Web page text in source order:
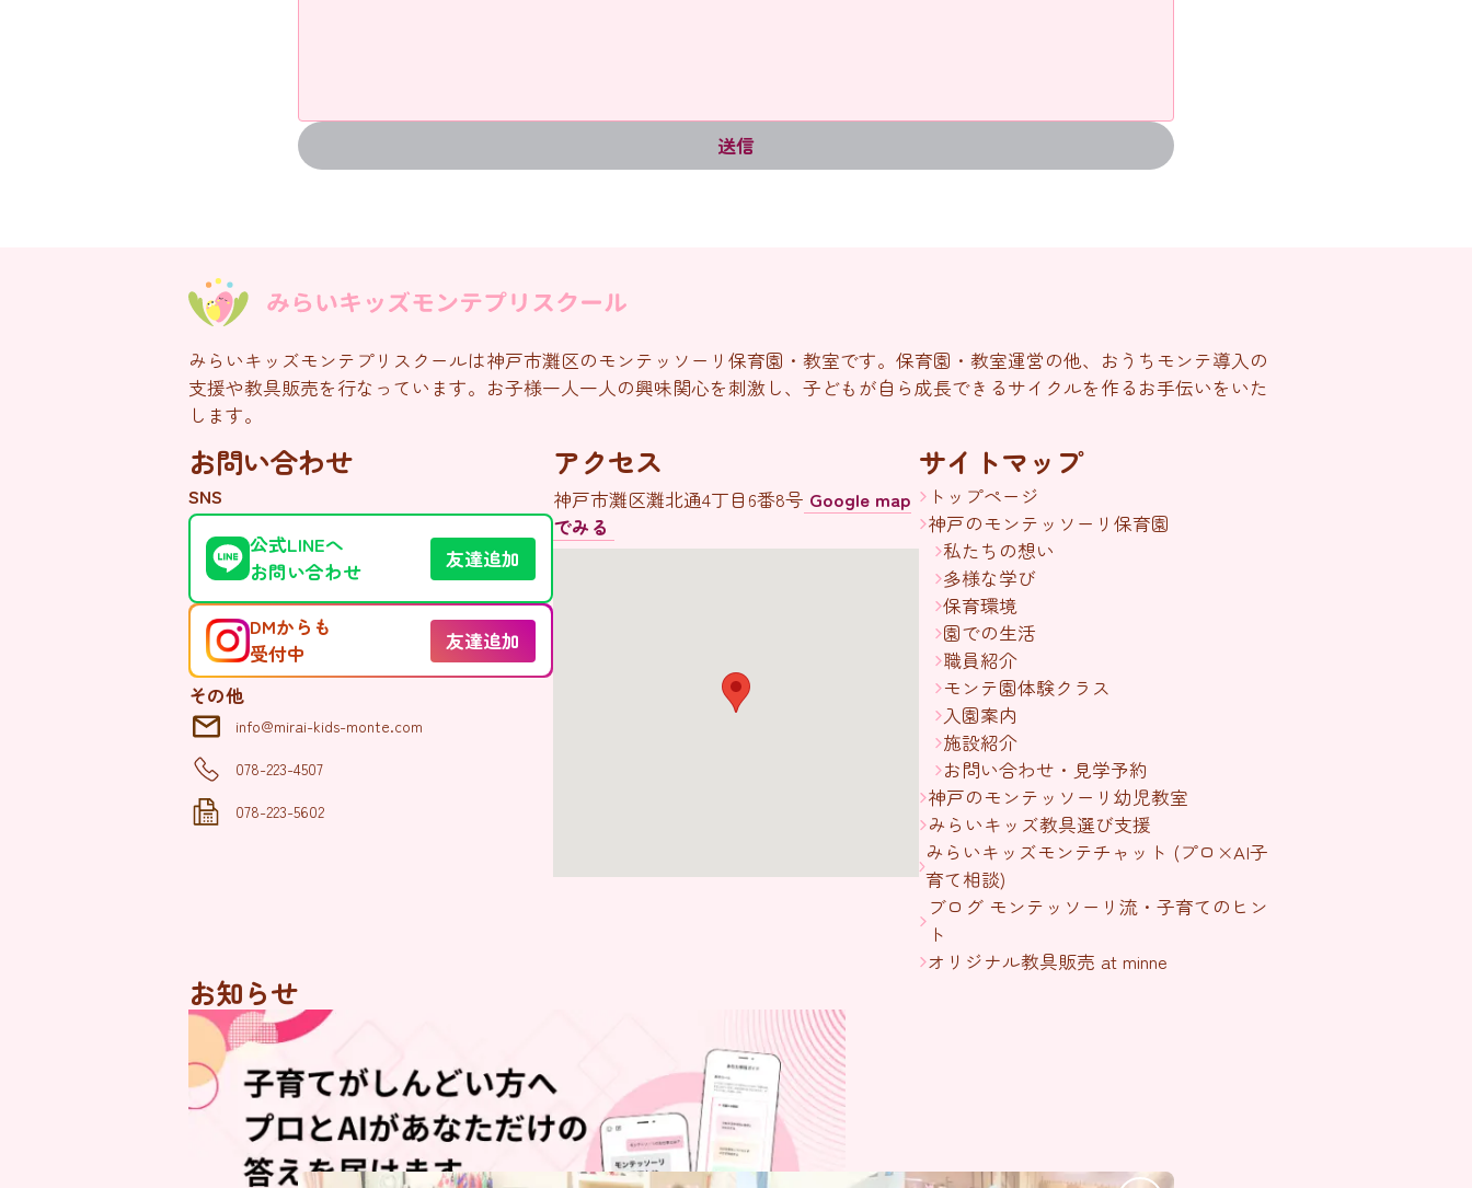
送信
みらいキッズモンテプリスクールは神戸市灘区のモンテッソーリ保育園・教室です。保育園・教室運営の他、おうちモンテ導入の
支援や教具販売を行なっています。お子様一人一人の興味関心を刺激し、子どもが自ら成長できるサイクルを作るお手伝いをいた
します。
お問い合わせ
SNS
公式LINEへ
お問い合わせ
友達追加
DMからも
受付中
友達追加
その他
info@mirai-kids-monte.com
078-223-4507
078-223-5602
アクセス
神戸市灘区灘北通4丁目6番8号 Google map
でみる
サイトマップ
トップページ
神戸のモンテッソーリ保育園
私たちの想い
多様な学び
保育環境
園での生活
職員紹介
モンテ園体験クラス
入園案内
施設紹介
お問い合わせ・見学予約
神戸のモンテッソーリ幼児教室
みらいキッズ教具選び支援
みらいキッズモンテチャット (プロ×AI子
育て相談)
ブログ モンテッソーリ流・子育てのヒン
ト
オリジナル教具販売 at minne
お知らせ